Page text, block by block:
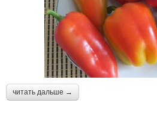
читать дальше →